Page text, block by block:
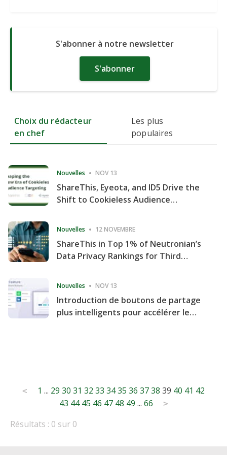
S'abonner à notre newsletter
S'abonner
Choix du rédacteur
en chef
Les plus
populaires
Nouvelles NOV 13
ShareThis, Eyeota, and ID5 Drive the
Shift to Cookieless Audience
Nouvelles 12 NOVEMBRE
ShareThis in Top 1% of Neutronian’s
Data Privacy Rankings for Third
Nouvelles NOV 13
Introduction de boutons de partage
plus intelligents pour accélérer le
Posts
pagination
< 1 ... 29 30 31 32 33 3435 36 3738 39 40 41 42
43 44 45 46 47 48 49 ... 66 >
Résultats : 0 sur 0